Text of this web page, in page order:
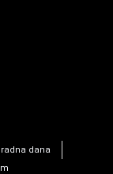
radna dana